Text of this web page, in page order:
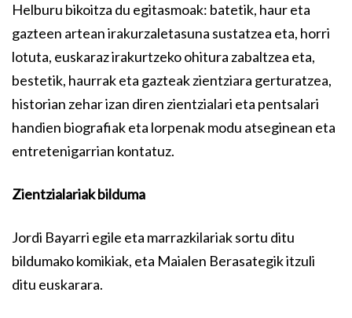
Helburu bikoitza du egitasmoak: batetik, haur eta
gazteen artean irakurzaletasuna sustatzea eta, horri
lotuta, euskaraz irakurtzeko ohitura zabaltzea eta,
bestetik, haurrak eta gazteak zientziara gerturatzea,
historian zehar izan diren zientzialari eta pentsalari
handien biografiak eta lorpenak modu atseginean eta
entretenigarrian kontatuz.
Zientzialariak bilduma
Jordi Bayarri egile eta marrazkilariak sortu ditu
bildumako komikiak, eta Maialen Berasategik itzuli
ditu euskarara.